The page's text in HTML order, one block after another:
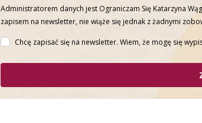
Administratorem danych jest Ograniczam Się Katarzyna
zapisem na newsletter, nie wiąże się jednak z żadnymi
Chcę zapisać się na newsletter. Wiem, że mogę się